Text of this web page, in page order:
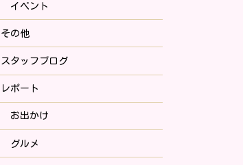
イベント
その他
スタッフブログ
レポート
お出かけ
グルメ